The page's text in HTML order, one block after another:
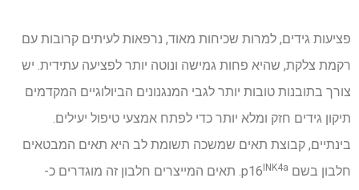
פציעות גידים, למרות שכיחות מאוד, נרפאות לעיתים קרובות עם
רקמת צלקת, שהיא פחות גמישה ונוטה יותר לפציעה עתידית. יש
צורך בתובנות טובות יותר לגבי המנגנונים הביולוגיים המקדמים
תיקון גידים חזק ומלא יותר כדי לפתח אמצעי טיפול יעילים.
בינתיים, קבוצת תאים שמשכה תשומת לב היא תאים המבטאים
חלבון בשם p16 INK4a
. תאים המייצרים חלבון זה מוגדרים כ-